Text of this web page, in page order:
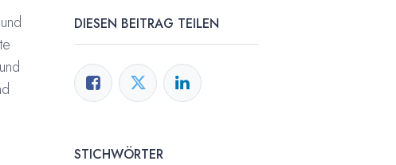
DIESEN BEITRAG TEILEN
STICHWÖRTER